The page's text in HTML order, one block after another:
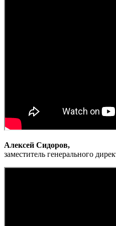
Алексей Сидоров,
заместитель генерального